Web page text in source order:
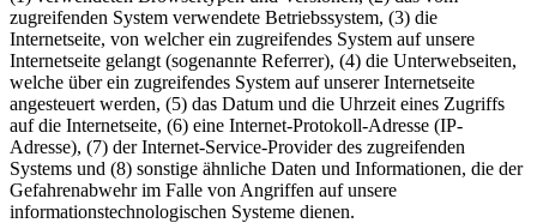
zugreifenden System verwendete Betriebssystem, (3) die
Internetseite, von welcher ein zugreifendes System auf unsere
Internetseite gelangt (sogenannte Referrer), (4) die Unterwebseiten,
welche über ein zugreifendes System auf unserer Internetseite
angesteuert werden, (5) das Datum und die Uhrzeit eines Zugriffs
auf die Internetseite, (6) eine Internet-Protokoll-Adresse (IP-
Adresse), (7) der Internet-Service-Provider des zugreifenden
Systems und (8) sonstige ähnliche Daten und Informationen, die der
Gefahrenabwehr im Falle von Angriffen auf unsere
informationstechnologischen Systeme dienen.